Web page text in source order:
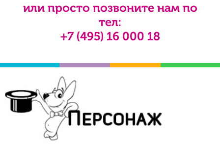
или просто позвоните нам по
тел:
+7 (495) 16 000 18